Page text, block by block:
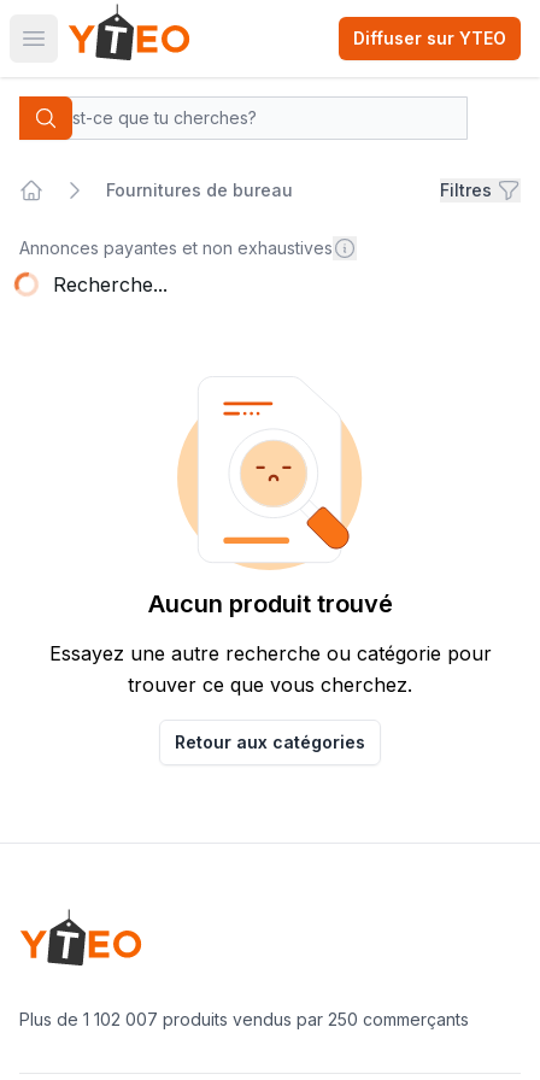
Open main menu
Diffuser sur YTEO
Categories
Search
Filtres
Fournitures de bureau
Home Fournitures de bureau
Annonces payantes et non exhaustives
Recherche...
Aucun produit trouvé
Essayez une autre recherche ou catégorie pour
trouver ce que vous cherchez.
Retour aux catégories
Plus de 1 102 007 produits vendus par 250 commerçants